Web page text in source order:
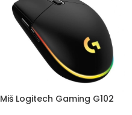
Miš Logitech Gaming G102